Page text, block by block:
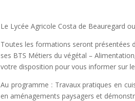
Le Lycée Agricole Costa de Beauregard
Toutes les formations seront présentées
ses BTS Métiers du végétal –
votre disposition pour vous informer sur
Au programme : Travaux pratiques en
en aménagements paysagers et